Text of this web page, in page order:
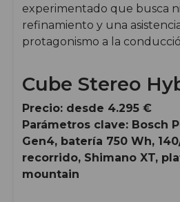
experimentado que busca
refinamiento y una
protagonismo a la
Cube Stereo
Precio: desde 4.295 €
Parámetros clave: Bosch
Gen4, batería 750 Wh,
recorrido, Shimano XT,
mountain